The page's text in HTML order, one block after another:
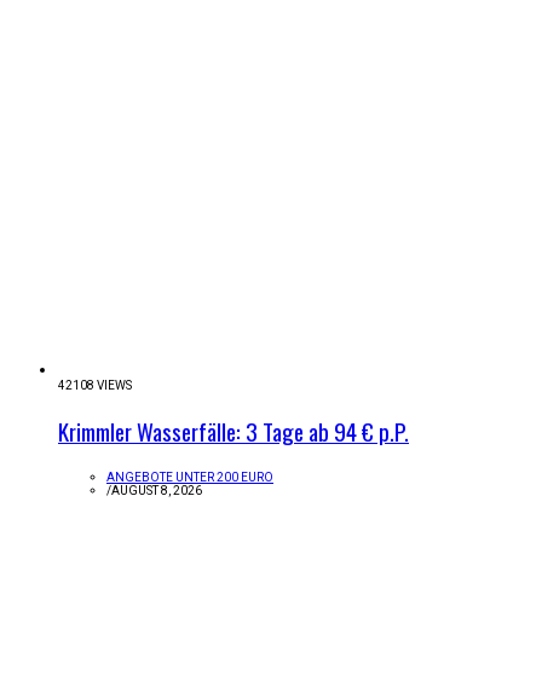
42108 VIEWS
Krimmler Wasserfälle: 3 Tage ab 94 € p.P.
ANGEBOTE UNTER 200 EURO
/AUGUST 8, 2026